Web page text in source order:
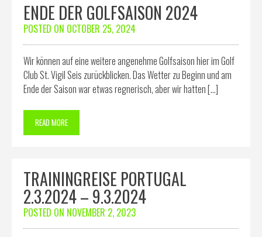
ENDE DER GOLFSAISON 2024
POSTED ON OCTOBER 25, 2024
Wir können auf eine weitere angenehme Golfsaison hier im Golf
Club St. Vigil Seis zurückblicken. Das Wetter zu Beginn und am
Ende der Saison war etwas regnerisch, aber wir hatten […]
READ MORE
TRAININGREISE PORTUGAL
2.3.2024 – 9.3.2024
POSTED ON NOVEMBER 2, 2023